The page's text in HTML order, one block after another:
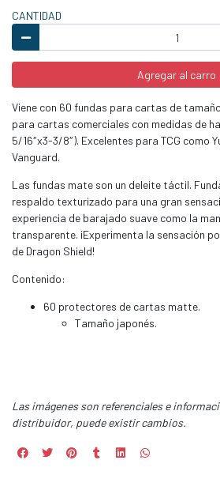
CANTIDAD
Agregar al carro
Viene con 60 fundas para cartas de
para cartas comerciales con medidas de
5/16″x3-3/8″). Excelentes para TCG como
Vanguard.
Las fundas mate son un deleite táctil.
respaldo texturizado para una gran
experiencia de barajado suave como la
transparente. ¡Experimenta la sensación
de Dragon Shield!
Contenido:
60 protectores de cartas matte.
Tamaño japonés.
Las imágenes son referenciales e
distribuidor, puede existir cambios.